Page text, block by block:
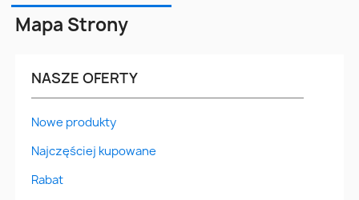
Mapa Strony
NASZE OFERTY
Nowe produkty
Najczęściej kupowane
Rabat